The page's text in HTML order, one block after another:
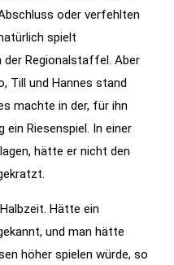
oder verfehlten
spielt
der Regionalstaffel. Aber
Till und Hannes stand
machte in der, für ihn
ein Riesenspiel. In einer
hätte er nicht den
Hätte ein
und man hätte
höher spielen würde, so